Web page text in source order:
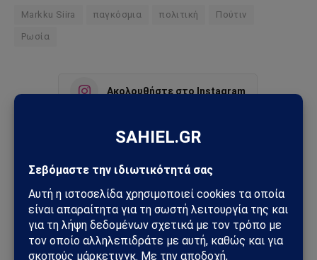
Markku Siira παγκόσμια πολιτική Πούτιν
Ρωσία
Ακολουθήστε στο Instagram
Facebook Twitter Pinterest Tumblr
Sahiel Newsroom